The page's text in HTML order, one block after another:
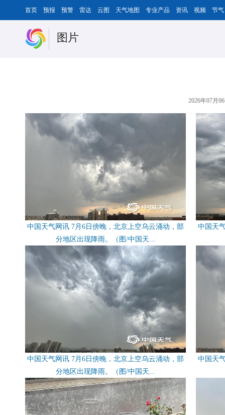
首页 预报 预警 雷达 云图 天气地图 专业产品 资讯 视频 节气
图片
2026年07月
中国天气网讯 7月6日傍晚，北京上空乌云涌动，部
分地区出现降雨。（图/中国天...
中国天
中国天气网讯 7月6日傍晚，北京上空乌云涌动，部
分地区出现降雨。（图/中国天...
中国天